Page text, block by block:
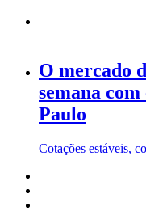
O mercado
semana
Paulo
Cotações estáveis,